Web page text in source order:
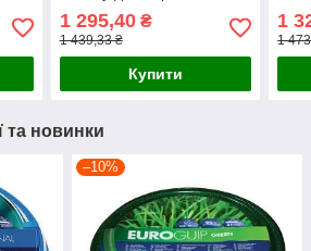
(EGB 1/2 50)
1 295,40₴
1 439,33 ₴
Купити
1
1
та новинки
–10%